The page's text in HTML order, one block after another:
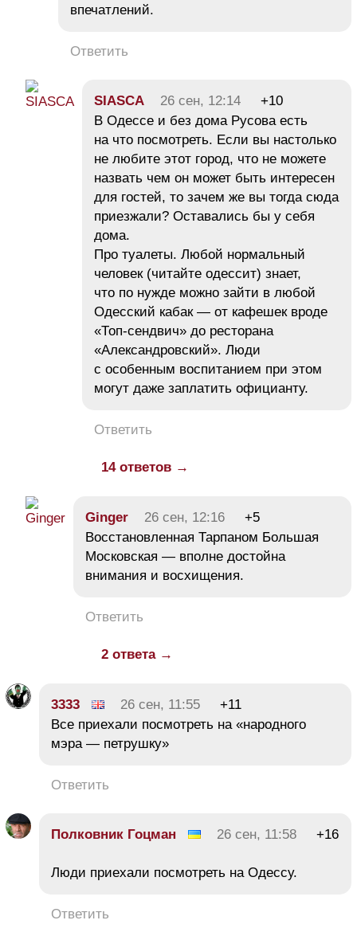
впечатлений.
Ответить
SIASCA 26 сен, 12:14
+10
В Одессе и без дома Русова есть
на что посмотреть. Если вы настолько
не любите этот город, что не можете
назвать чем он может быть интересен
для гостей, то зачем же вы тогда сюда
приезжали? Оставались бы у себя
дома.
Про туалеты. Любой нормальный
человек (читайте одессит) знает,
что по нужде можно зайти в любой
Одесский кабак — от кафешек вроде
«Топ-сендвич» до ресторана
«Александровский». Люди
с особенным воспитанием при этом
могут даже заплатить официанту.
Ответить
14 ответов →
Ginger 26 сен, 12:16
+5
Восстановленная Тарпаном Большая
Московская — вполне достойна
внимания и восхищения.
Ответить
2 ответа →
3333 26 сен, 11:55
+11
Все приехали посмотреть на «народного
мэра — петрушку»
Ответить
Полковник Гоцман 26 сен, 11:58 +16
Люди приехали посмотреть на Одессу.
Ответить